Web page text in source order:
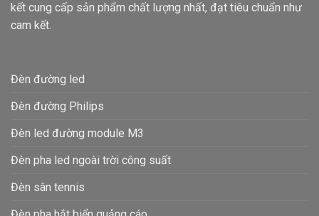
kết cung cấp sản phẩm chất lượng nhất, đạt tiêu chuẩn như
cam kết.
Đèn đường led
Đèn đường Philips
Đèn led đường module M3
Đèn pha led ngoài trời công suất
Đèn sân tennis